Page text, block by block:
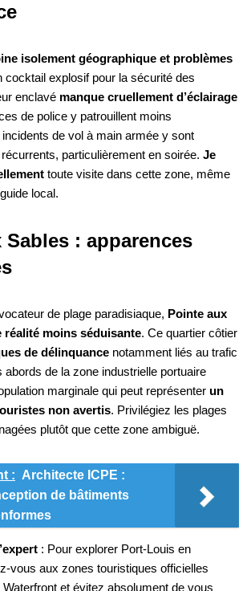
isolement géographique et problèmes
cocktail explosif pour la sécurité des
enclavé manque cruellement d’éclairage
de police y patrouillent moins
de vol à main armée y sont
particulièrement en soirée. Je
toute visite dans cette zone, même
local.
Sables : apparences
de plage paradisiaque, Pointe aux
réalité moins séduisante. Ce quartier côtier
de délinquance notamment liés au trafic
abords de la zone industrielle portuaire
marginale qui peut représenter un
non avertis. Privilégiez les plages
plutôt que cette zone ambiguë.
: Architecte ICPE :
de bâtiments
: Pour explorer Port-Louis en
vous aux zones touristiques officielles
et évitez absolument de vous